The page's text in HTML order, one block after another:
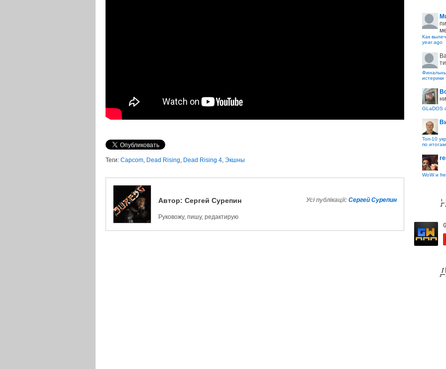
Теги: Capcom, Dead Rising, Dead Rising 4, Экшны
Автор: Сергей Сурепин Усі публікації: Сергей Сурепин
Руковожу, пишу, редактирую
Как
year ago
истерики
GLaDOS
Топ-10
по
WoW и